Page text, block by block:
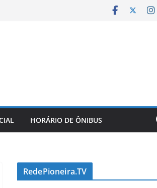
HORÁRIO DE ÔNIBUS
RedePioneira.TV